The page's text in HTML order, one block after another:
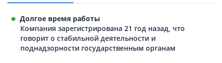
Долгое время работы
Компания зарегистрирована 21 год назад, что
говорит о стабильной деятельности и
поднадзорности государственным органам